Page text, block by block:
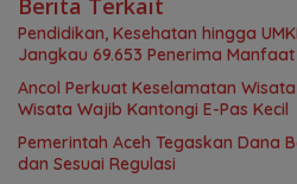
Berita Terkait
Pendidikan, Kesehatan hingga
Jangkau 69.653 Penerima Manfaat
Ancol Perkuat Keselamatan
Wisata Wajib Kantongi E-Pas Kecil
Pemerintah Aceh Tegaskan Dana
dan Sesuai Regulasi